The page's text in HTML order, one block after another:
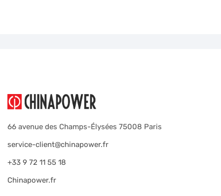
66 avenue des Champs-Élysées 75008 Paris
service-client@chinapower.fr
+33 9 72 11 55 18
Chinapower.fr